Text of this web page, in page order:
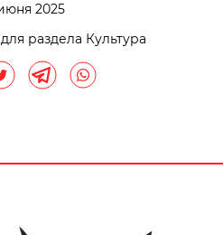
2025
раздела Культура